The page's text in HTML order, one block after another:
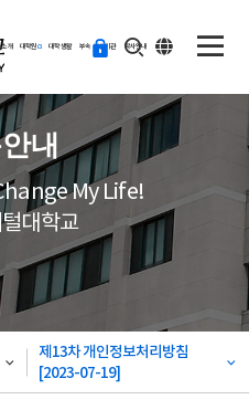
개 대학원 대학생활 부속·부설기관 학사안내
등
기
ENG
내
My Life!
대학교
제13차 개인정보처리방침
[2023-07-19]